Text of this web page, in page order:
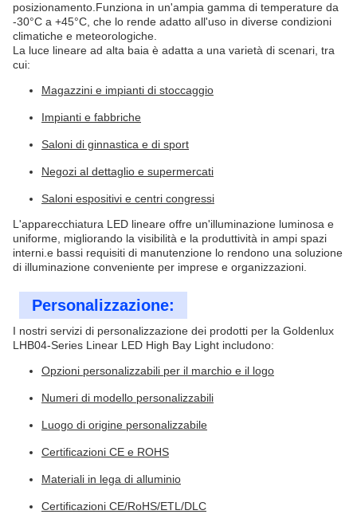
posizionamento.Funziona in un'ampia gamma di temperature da
-30°C a +45°C, che lo rende adatto all'uso in diverse condizioni
climatiche e meteorologiche.
La luce lineare ad alta baia è adatta a una varietà di scenari, tra
cui:
Magazzini e impianti di stoccaggio
Impianti e fabbriche
Saloni di ginnastica e di sport
Negozi al dettaglio e supermercati
Saloni espositivi e centri congressi
L'apparecchiatura LED lineare offre un'illuminazione luminosa e
uniforme, migliorando la visibilità e la produttività in ampi spazi
interni.e bassi requisiti di manutenzione lo rendono una soluzione
di illuminazione conveniente per imprese e organizzazioni.
Personalizzazione:
I nostri servizi di personalizzazione dei prodotti per la Goldenlux
LHB04-Series Linear LED High Bay Light includono:
Opzioni personalizzabili per il marchio e il logo
Numeri di modello personalizzabili
Luogo di origine personalizzabile
Certificazioni CE e ROHS
Materiali in lega di alluminio
Certificazioni CE/RoHS/ETL/DLC